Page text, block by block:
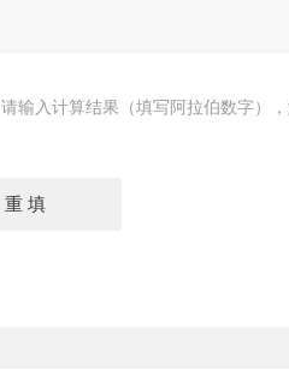
请输入计算结果（填写阿拉伯数字）